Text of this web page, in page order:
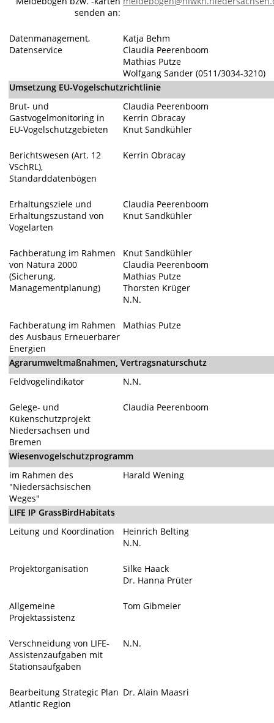
senden an:
Datenmanagement,
Datenservice
Katja Behm
Claudia Peerenboom
Mathias Putze
Wolfgang Sander (0511/3034-3210)
Umsetzung EU-Vogelschutzrichtlinie
Brut- und
Gastvogelmonitoring in
EU-Vogelschutzgebieten
Claudia Peerenboom
Kerrin Obracay
Knut Sandkühler
Berichtswesen (Art. 12
VSchRL),
Standarddatenbögen
Kerrin Obracay
Erhaltungsziele und
Erhaltungszustand von
Vogelarten
Claudia Peerenboom
Knut Sandkühler
Fachberatung im Rahmen
von Natura 2000
(Sicherung,
Managementplanung)
Knut Sandkühler
Claudia Peerenboom
Mathias Putze
Thorsten Krüger
N.N.
Fachberatung im Rahmen
des Ausbaus Erneuerbarer
Energien
Mathias Putze
Agrarumweltmaßnahmen, Vertragsnaturschutz
Feldvogelindikator
N.N.
Gelege- und
Kükenschutzprojekt
Niedersachsen und
Bremen
Claudia Peerenboom
Wiesenvogelschutzprogramm
im Rahmen des
"Niedersächsischen
Weges"
Harald Wening
LIFE IP GrassBirdHabitats
Leitung und Koordination
Heinrich Belting
N.N.
Projektorganisation
Silke Haack
Dr. Hanna Prüter
Allgemeine
Projektassistenz
Tom Gibmeier
Verschneidung von LIFE-
Assistenzaufgaben mit
Stationsaufgaben
N.N.
Bearbeitung Strategic Plan
Atlantic Region
Dr. Alain Maasri